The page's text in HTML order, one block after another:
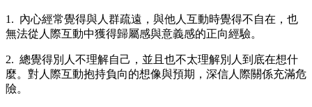
1. 內心經常覺得與人群疏遠，與他人互動時覺得不自在，也
無法從人際互動中獲得歸屬感與意義感的正向經驗。
2. 總覺得別人不理解自己，並且也不太理解別人到底在想什
麼。對人際互動抱持負向的想像與預期，深信人際關係充滿危
險。